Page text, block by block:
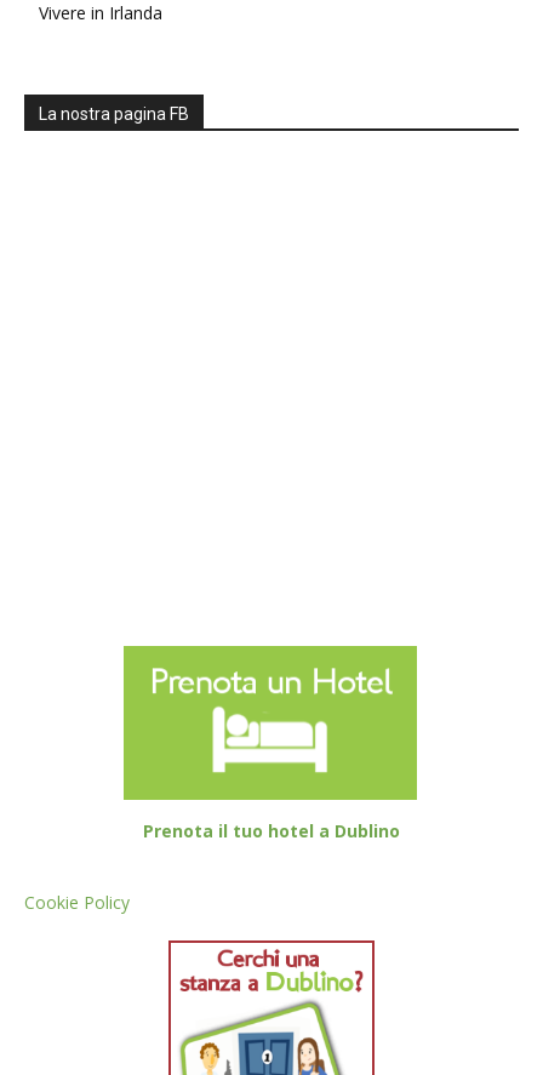
Vivere in Irlanda
La nostra pagina FB
Prenota il tuo hotel a Dublino
Cookie Policy